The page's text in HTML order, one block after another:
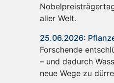
aller Welt.
25.06.2026:
Forschende
– und dadurch
neue Wege zu